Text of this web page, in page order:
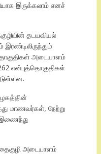
இருக்கலாம் எனச்
தடயவியல்
அடையாளம்
என்புத்தொகுதிகள்
மாணவர்கள், நேற்று
இணைந்து
அடையாளம்